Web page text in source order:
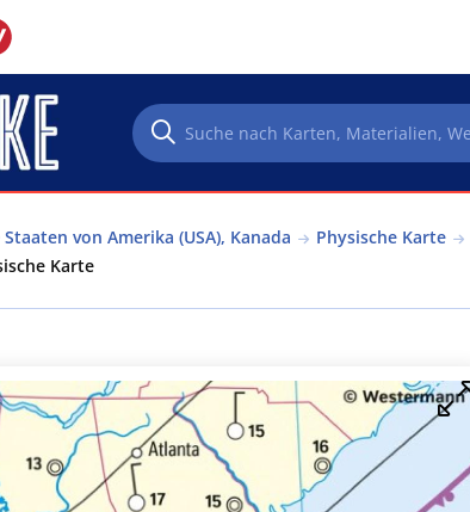
von Amerika (USA), Kanada Physische Karte
Karte